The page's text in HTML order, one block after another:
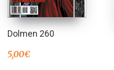
Dolmen 260
5,00€